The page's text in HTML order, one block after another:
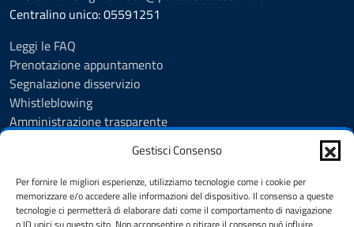
Gestisci Consenso
Per fornire le migliori esperienze, utilizziamo tecnologie come i cookie per
memorizzare e/o accedere alle informazioni del dispositivo. Il consenso a queste
tecnologie ci permetterà di elaborare dati come il comportamento di navigazione
Centralino unico: 05591251
Leggi le FAQ
Prenotazione appuntamento
Segnalazione disservizio
Whistleblowing
Amministrazione trasparente
Albo Pretorio
Cookie Policy
Informativa privacy